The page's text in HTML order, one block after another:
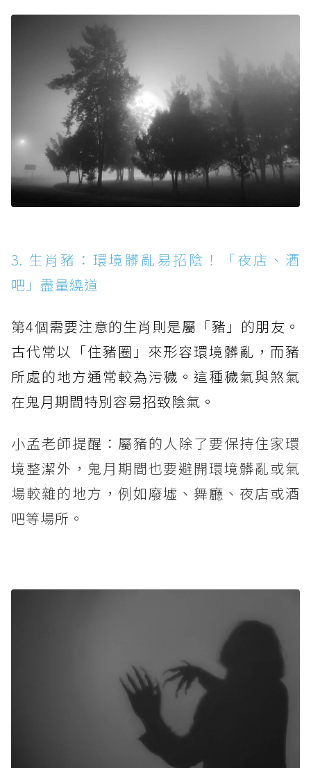
3. 生肖豬：環境髒亂易招陰！「夜店、酒
吧」盡量繞道
第4個需要注意的生肖則是屬「豬」的朋友。
古代常以「住豬圈」來形容環境髒亂，而豬
所處的地方通常較為污穢。這種穢氣與煞氣
在鬼月期間特別容易招致陰氣。
小孟老師提醒：屬豬的人除了要保持住家環
境整潔外，鬼月期間也要避開環境髒亂或氣
場較雜的地方，例如廢墟、舞廳、夜店或酒
吧等場所。